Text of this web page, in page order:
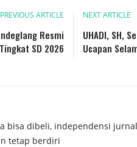
PREVIOUS ARTICLE
Resmi
SD 2026
NEXT ARTICLE
UHADI, SH,
Ucapan
bisa dibeli, independensi
tetap berdiri